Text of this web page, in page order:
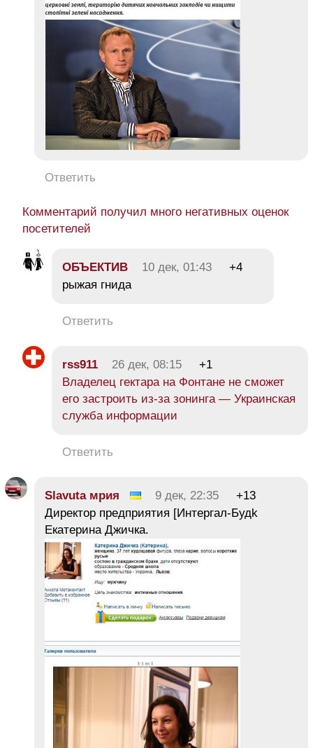
Ответить
Комментарий получил много негативных оценок
посетителей
ОБЪЕКТИВ 10 дек, 01:43
+4
рыжая гнида
Ответить
rss911 26 дек, 08:15
+1
Владелец гектара на Фонтане не сможет
его застроить из-за зонинга — Украинская
служба информации
Ответить
Slavuta мрия 9 дек, 22:35
+13
Директор предприятия [Интергал-Будk
Екатерина Джичка.